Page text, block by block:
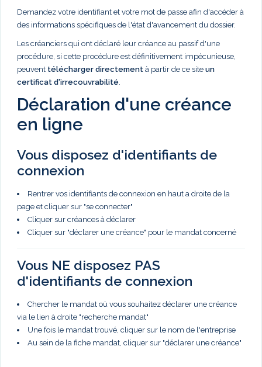
Demandez votre identifiant et votre mot de passe afin d'accéder à
des informations spécifiques de l'état d'avancement du dossier.
Les créanciers qui ont déclaré leur créance au passif d'une
procédure, si cette procédure est définitivement impécunieuse,
peuvent télécharger directement à partir de ce site un
certificat d'irrecouvrabilité.
Déclaration d'une créance
en ligne
Vous disposez d'identifiants de
connexion
Rentrer vos identifiants de connexion en haut a droite de la
page et cliquer sur "se connecter"
Cliquer sur créances à déclarer
Cliquer sur "déclarer une créance" pour le mandat concerné
Vous NE disposez PAS
d'identifiants de connexion
Chercher le mandat où vous souhaitez déclarer une créance
via le lien à droite "recherche mandat"
Une fois le mandat trouvé, cliquer sur le nom de l'entreprise
Au sein de la fiche mandat, cliquer sur "déclarer une créance"